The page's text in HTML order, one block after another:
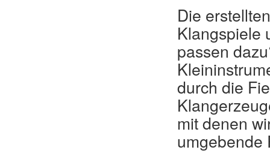
Die
Klangspiele
passen
durch die
mit denen
umgebende